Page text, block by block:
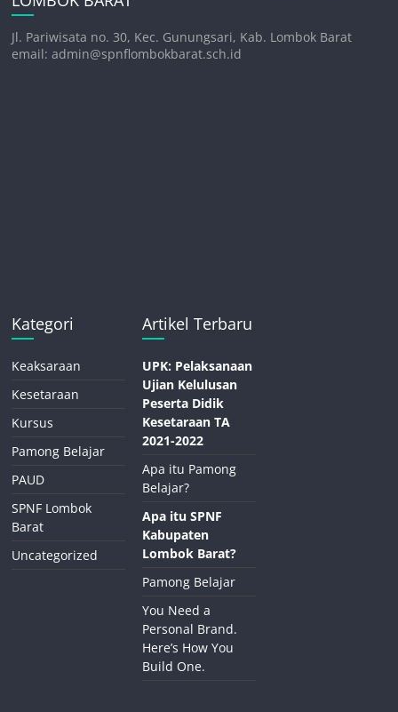
Jl. Pariwisata no. 30, Kec. Gunungsari, Kab. Lombok Barat
email: admin@spnflombokbarat.sch.id
Kategori
Keaksaraan
Kesetaraan
Kursus
Pamong Belajar
PAUD
SPNF Lombok
Barat
Uncategorized
Artikel Terbaru
UPK: Pelaksanaan
Ujian Kelulusan
Peserta Didik
Kesetaraan TA
2021-2022
Apa itu Pamong
Belajar?
Apa itu SPNF
Kabupaten
Lombok Barat?
Pamong Belajar
You Need a
Personal Brand.
Here’s How You
Build One.